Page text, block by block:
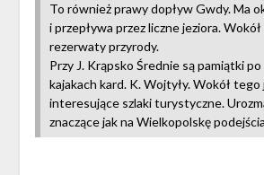
To również prawy dopływ Gwdy. Ma
i przepływa przez liczne jeziora. Wokół
rezerwaty przyrody.
Przy J. Krąpsko Średnie są pamiątki
kajakach kard. K. Wojtyły. Wokół
interesujące szlaki turystyczne.
znaczące jak na Wielkopolskę